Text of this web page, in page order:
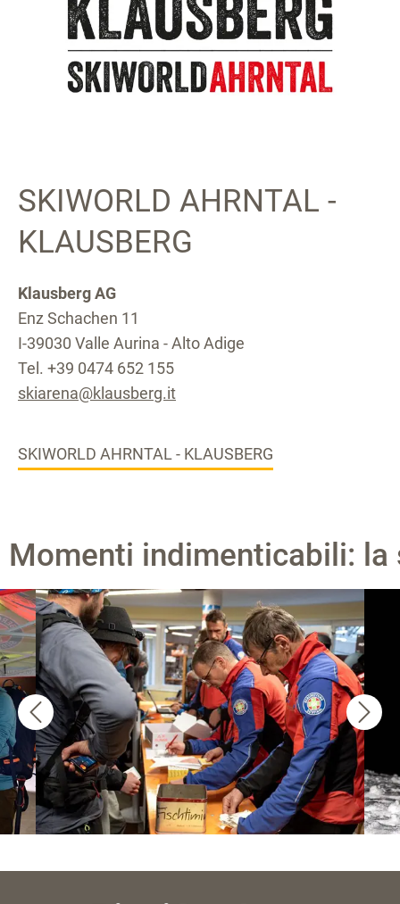
SKIWORLD AHRNTAL -
KLAUSBERG
Klausberg AG
Enz Schachen 11
I-39030 Valle Aurina - Alto Adige
Tel. +39 0474 652 155
skiarena@klausberg.it
SKIWORLD AHRNTAL - KLAUSBERG
Momenti indimenticabili: